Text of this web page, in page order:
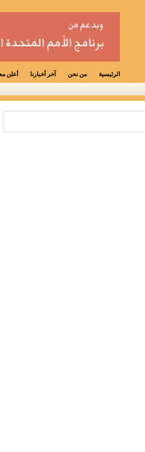
الرئيسية من نحن آخر أخبارنا أعلن